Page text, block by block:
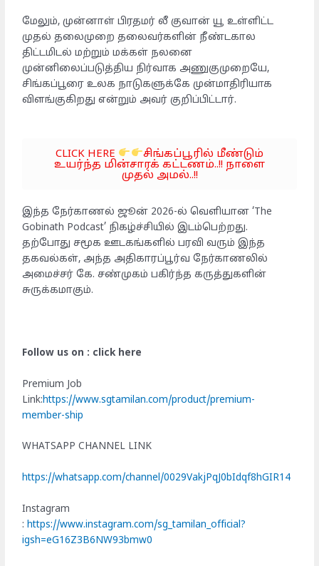
மேலும், முன்னாள் பிரதமர் லீ குவான் யூ உள்ளிட்ட
முதல் தலைமுறை தலைவர்களின் நீண்டகால
திட்டமிடல் மற்றும் மக்கள் நலனை
முன்னிலைப்படுத்திய நிர்வாக அணுகுமுறையே,
சிங்கப்பூரை உலக நாடுகளுக்கே முன்மாதிரியாக
விளங்குகிறது என்றும் அவர் குறிப்பிட்டார்.
CLICK HERE சிங்கப்பூரில் மீண்டும்
உயர்ந்த மின்சாரக் கட்டணம்..!! நாளை
முதல் அமல்..!!
இந்த நேர்காணல் ஜூன் 2026-ல் வெளியான ‘The
Gobinath Podcast’ நிகழ்ச்சியில் இடம்பெற்றது.
தற்போது சமூக ஊடகங்களில் பரவி வரும் இந்த
தகவல்கள், அந்த அதிகாரப்பூர்வ நேர்காணலில்
அமைச்சர் கே. சண்முகம் பகிர்ந்த கருத்துகளின்
சுருக்கமாகும்.
Follow us on : click here
Premium Job
Link:https://www.sgtamilan.com/product/premium-
member-ship
WHATSAPP CHANNEL LINK
https://whatsapp.com/channel/0029VakjPqJ0bIdqf8hGIR14
Instagram
:https://www.instagram.com/sg_tamilan_official?
igsh=eG16Z3B6NW93bmw0